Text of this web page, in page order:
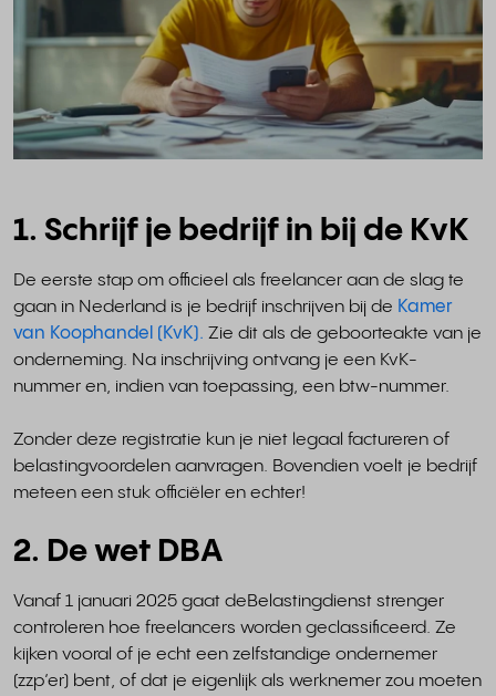
1. Schrijf je bedrijf in bij de KvK
De eerste stap om officieel als freelancer aan de slag te
gaan in Nederland is je bedrijf inschrijven bij de Kamer
van Koophandel (KvK). Zie dit als de geboorteakte van je
onderneming. Na inschrijving ontvang je een KvK-
nummer en, indien van toepassing, een btw-nummer.
Zonder deze registratie kun je niet legaal factureren of
belastingvoordelen aanvragen. Bovendien voelt je bedrijf
meteen een stuk officiëler en echter!
2. De wet DBA
Vanaf 1 januari 2025 gaat deBelastingdienst strenger
controleren hoe freelancers worden geclassificeerd. Ze
kijken vooral of je echt een zelfstandige ondernemer
(zzp’er) bent, of dat je eigenlijk als werknemer zou moeten